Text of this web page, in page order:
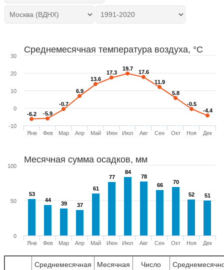
Среднемесячная температура воздуха, °C
-6.2
-6.2 -5.9
-5.9
-0.7
-0.7
6.9
6.9
13.6
13.6
17.3
17.3
19.7
19.7
17.6
17.6
11.9
11.9
5.8
5.8
-0.5
-0.5
-4.4
-4.4
Янв Фев Мар Апр Май Июн Июл Авг Сен Окт Ноя Дек
-10
0
10
20
30
Месячная сумма осадков, мм
53
53
44
44
39
39 37
37
61
61
77
77
84
84
78
78
66
66 70
70
52
52 51
51
Янв Фев Мар Апр Май Июн Июл Авг Сен Окт Ноя Дек
0
50
100
Среднемесячная
Месячная
Число